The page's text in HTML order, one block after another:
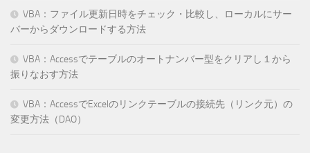
VBA：ファイル更新日時をチェック・比較し、ローカルにサー
バーからダウンロードする方法
VBA：Accessでテーブルのオートナンバー型をクリアし１から
振りなおす方法
VBA：AccessでExcelのリンクテーブルの接続先（リンク元）の
変更方法（DAO）